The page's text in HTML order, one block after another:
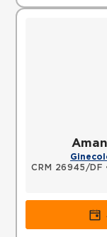
CRM 26945/DF